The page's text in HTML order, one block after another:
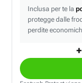
Inclusa per te la
protegge dalle
perdite